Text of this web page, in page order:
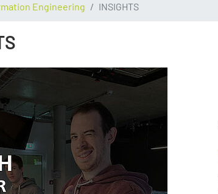
Engineering INSIGHTS